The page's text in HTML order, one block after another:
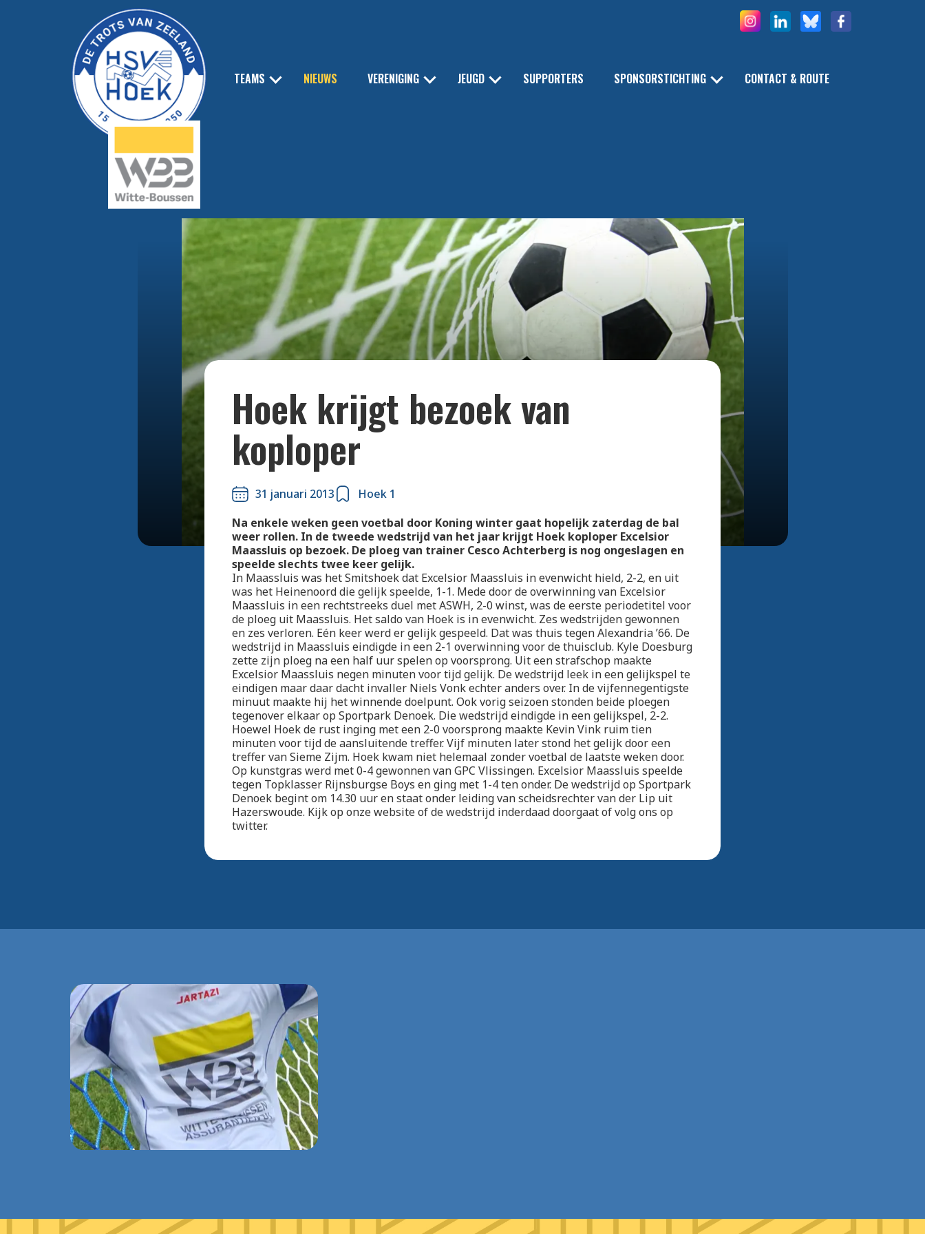
TEAMS NIEUWS VERENIGING JEUGD SUPPORTERS SPONSORSTICHTING CONTACT & ROUTE
Bekijk alle foto's
Hoek krijgt bezoek van
koploper
31 januari 2013
Hoek 1
Na enkele weken geen voetbal door Koning winter gaat hopelijk zaterdag de bal
weer rollen. In de tweede wedstrijd van het jaar krijgt Hoek koploper Excelsior
Maassluis op bezoek. De ploeg van trainer Cesco Achterberg is nog ongeslagen en
speelde slechts twee keer gelijk.
In Maassluis was het Smitshoek dat Excelsior Maassluis in evenwicht hield, 2-2, en uit
was het Heinenoord die gelijk speelde, 1-1. Mede door de overwinning van Excelsior
Maassluis in een rechtstreeks duel met ASWH, 2-0 winst, was de eerste periodetitel voor
de ploeg uit Maassluis. Het saldo van Hoek is in evenwicht. Zes wedstrijden gewonnen
en zes verloren. Eén keer werd er gelijk gespeeld. Dat was thuis tegen Alexandria ’66. De
wedstrijd in Maassluis eindigde in een 2-1 overwinning voor de thuisclub. Kyle Doesburg
zette zijn ploeg na een half uur spelen op voorsprong. Uit een strafschop maakte
Excelsior Maassluis negen minuten voor tijd gelijk. De wedstrijd leek in een gelijkspel te
eindigen maar daar dacht invaller Niels Vonk echter anders over. In de vijfennegentigste
minuut maakte hij het winnende doelpunt. Ook vorig seizoen stonden beide ploegen
tegenover elkaar op Sportpark Denoek. Die wedstrijd eindigde in een gelijkspel, 2-2.
Hoewel Hoek de rust inging met een 2-0 voorsprong maakte Kevin Vink ruim tien
minuten voor tijd de aansluitende treffer. Vijf minuten later stond het gelijk door een
treffer van Sieme Zijm. Hoek kwam niet helemaal zonder voetbal de laatste weken door.
Op kunstgras werd met 0-4 gewonnen van GPC Vlissingen. Excelsior Maassluis speelde
tegen Topklasser Rijnsburgse Boys en ging met 1-4 ten onder. De wedstrijd op Sportpark
Denoek begint om 14.30 uur en staat onder leiding van scheidsrechter van der Lip uit
Hazerswoude. Kijk op onze website of de wedstrijd inderdaad doorgaat of volg ons op
twitter.